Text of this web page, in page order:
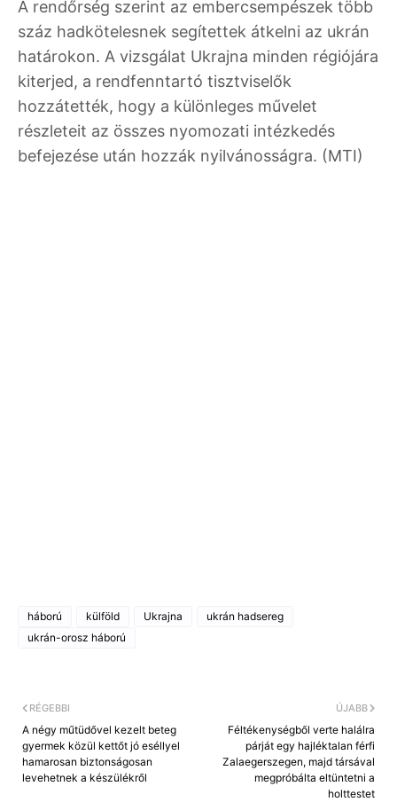
A rendőrség szerint az embercsempészek több
száz hadkötelesnek segítettek átkelni az ukrán
határokon. A vizsgálat Ukrajna minden régiójára
kiterjed, a rendfenntartó tisztviselők
hozzátették, hogy a különleges művelet
részleteit az összes nyomozati intézkedés
befejezése után hozzák nyilvánosságra. (MTI)
háború külföld Ukrajna
ukrán hadsereg
ukrán-orosz háború
ÚJABB
Féltékenységből verte halálra
párját egy hajléktalan férfi
Zalaegerszegen, majd társával
megpróbálta eltüntetni a
holttestet
RÉGEBBI
A négy műtüdővel kezelt beteg
gyermek közül kettőt jó eséllyel
hamarosan biztonságosan
levehetnek a készülékről